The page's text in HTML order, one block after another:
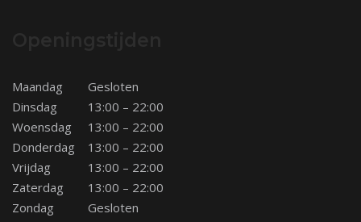
Maandag
Gesloten
Dinsdag
13:00 – 22:00
Woensdag
13:00 – 22:00
Donderdag
13:00 – 22:00
Vrijdag
13:00 – 22:00
Zaterdag
13:00 – 22:00
Zondag
Gesloten